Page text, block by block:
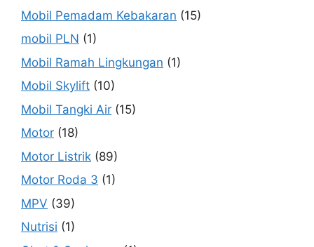
Mobil Pemadam Kebakaran (15)
mobil PLN (1)
Mobil Ramah Lingkungan (1)
Mobil Skylift (10)
Mobil Tangki Air (15)
Motor (18)
Motor Listrik (89)
Motor Roda 3 (1)
MPV (39)
Nutrisi (1)